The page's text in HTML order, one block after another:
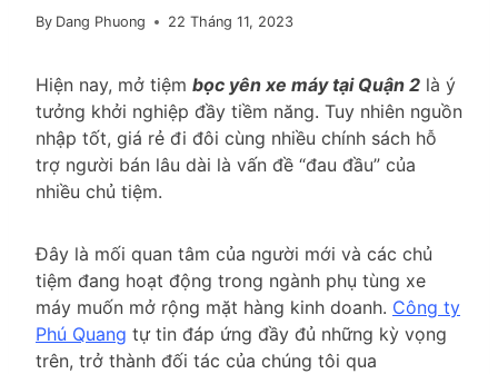
By Dang Phuong 22 Tháng 11, 2023
Hiện nay, mở tiệm bọc yên xe máy tại Quận 2 là ý
tưởng khởi nghiệp đầy tiềm năng. Tuy nhiên nguồn
nhập tốt, giá rẻ đi đôi cùng nhiều chính sách hỗ
trợ người bán lâu dài là vấn đề “đau đầu” của
nhiều chủ tiệm.
Đây là mối quan tâm của người mới và các chủ
tiệm đang hoạt động trong ngành phụ tùng xe
máy muốn mở rộng mặt hàng kinh doanh. Công ty
Phú Quang tự tin đáp ứng đầy đủ những kỳ vọng
trên, trở thành đối tác của chúng tôi qua